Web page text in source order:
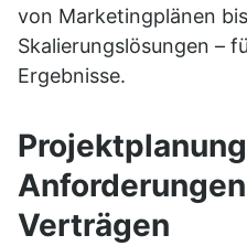
von Marketingplänen
Skalierungslösungen –
Ergebnisse.
Verträgen